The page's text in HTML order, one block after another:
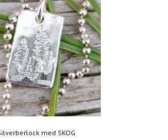
med SKOG